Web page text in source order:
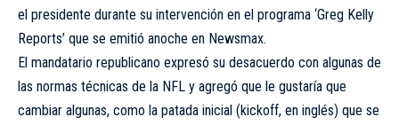
el presidente durante su intervención en el programa ‘Greg Kelly
Reports’ que se emitió anoche en Newsmax.
El mandatario republicano expresó su desacuerdo con algunas de
las normas técnicas de la NFL y agregó que le gustaría que
cambiar algunas, como la patada inicial (kickoff, en inglés) que se